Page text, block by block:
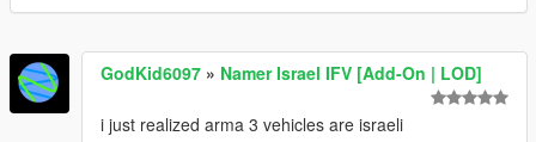
GodKid6097 » Namer Israel IFV [Add-On | LOD]
i just realized arma 3 vehicles are israeli